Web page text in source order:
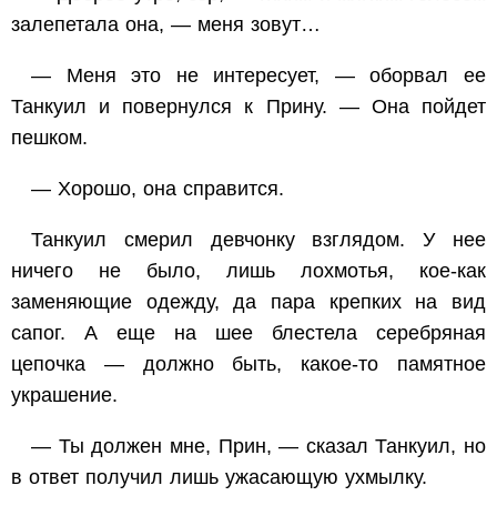
залепетала она, — меня зовут…
— Меня это не интересует, — оборвал ее
Танкуил и повернулся к Прину. — Она пойдет
пешком.
— Хорошо, она справится.
Танкуил смерил девчонку взглядом. У нее
ничего не было, лишь лохмотья, кое-как
заменяющие одежду, да пара крепких на вид
сапог. А еще на шее блестела серебряная
цепочка — должно быть, какое-то памятное
украшение.
— Ты должен мне, Прин, — сказал Танкуил, но
в ответ получил лишь ужасающую ухмылку.